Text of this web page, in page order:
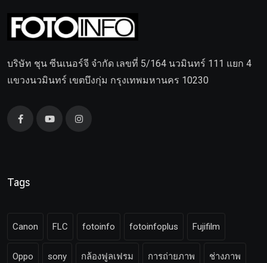
บริษัท ชุน ซีนเนอร์จี จำกัด เลขที่ 5/164 นวมินทร์ 111 แยก 4
แขวงนวมินทร์ เขตบึงกุ่ม กรุงเทพมหานคร 10230
Tags
Canon FLC fotoinfo fotoinfoplus Fujifilm
Oppo sony กล้องฟูลเฟรม การถ่ายภาพ ช่างภาพ